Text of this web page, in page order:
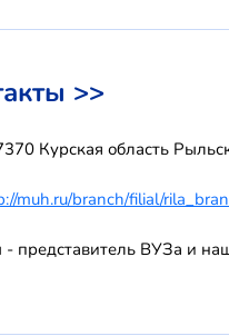
>>
Курская область
muh.ru/branch/filial/
представитель ВУЗа и